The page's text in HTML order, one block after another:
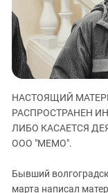
Дагестан
Ингушетия
Кабардино-Балкария
Калмыкия
Карачаево-Черкесия
Краснодарский край
Нагорный Карабах
НАСТОЯЩИЙ
РАСПРОСТРАНЕН
ЛИБО КАСАЕТСЯ
ООО "МЕМО".
Бывший
марта написал